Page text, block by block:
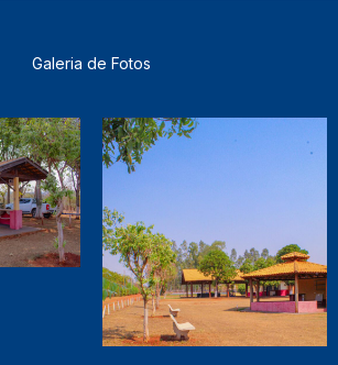
Galeria de Fotos